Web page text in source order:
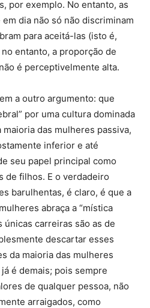
por exemplo. No entanto, as
dia não só não discriminam
para aceitá-las (isto é,
entanto, a proporção de
é perceptivelmente alta.
a outro argumento: que
por uma cultura dominada
das mulheres passiva,
inferior e até
seu papel principal como
de filhos. E o verdadeiro
barulhentas, é claro, é que a
abraça a “mística
únicas carreiras são as de
descartar esses
da maioria das mulheres
é demais; pois sempre
de qualquer pessoa, não
arraigados, como